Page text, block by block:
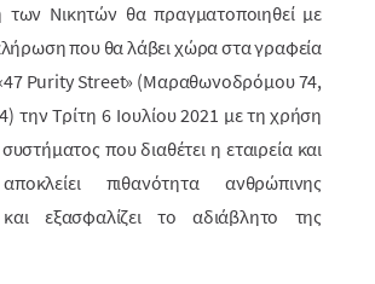
των Νικητών θα πραγματοποιηθεί με
που θα λάβει χώρα στα γραφεία
«47 Purity Street» (Μαραθωνοδρόμου 74,
την Τρίτη 6 Ιουλίου 2021 με τη χρήση
που διαθέτει η εται­ρεία και
πιθανό­τητα ανθρώ­πινης
εξασφαλίζει το αδιάβλητο της